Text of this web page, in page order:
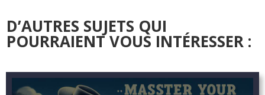
D’AUTRES SUJETS QUI
POURRAIENT VOUS INTÉRESSER :